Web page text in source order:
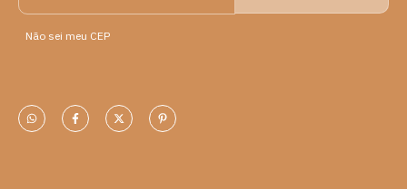
Peso: 0.030 Quilogramas
Não sei meu CEP